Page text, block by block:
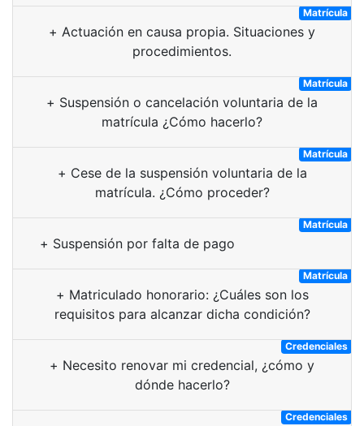
+ Actuación en causa propia. Situaciones y
procedimientos.
Matrícula
+ Suspensión o cancelación voluntaria de la
matrícula ¿Cómo hacerlo?
Matrícula
+ Cese de la suspensión voluntaria de la
matrícula. ¿Cómo proceder?
Matrícula
+ Suspensión por falta de pago
Matrícula
+ Matriculado honorario: ¿Cuáles son los
requisitos para alcanzar dicha condición?
Matrícula
+ Necesito renovar mi credencial, ¿cómo y
dónde hacerlo?
Credenciales
Credenciales